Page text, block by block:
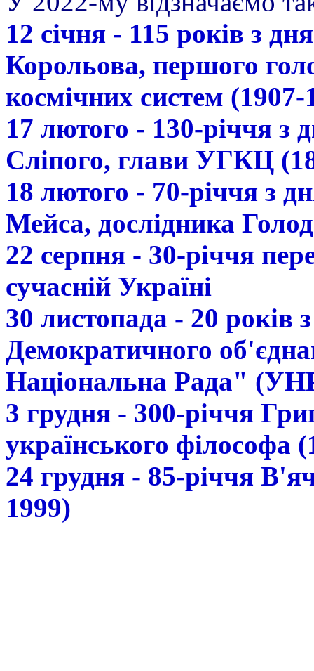
12 січня - 115 років з
Корольова, першого
космічних систем (1907-
17 лютого - 130-річчя з
Сліпого, глави УГКЦ
18 лютого - 70-річчя з
Мейса, дослідника
22 серпня - 30-річчя
сучасній Україні
30 листопада - 20 років
Демократичного
Національна Рада"
3 грудня - 300-річчя
українського філософа
24 грудня - 85-річчя
1999)